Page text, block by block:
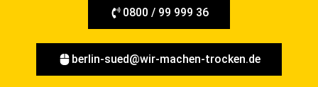
0800 / 99 999 36
berlin-sued@wir-machen-trocken.de